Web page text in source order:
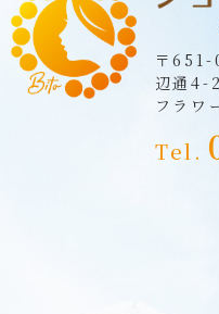
〒
辺通4-
フラワ
Tel.